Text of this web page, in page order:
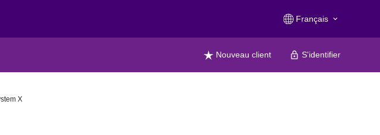
Français keyboard_arrow_down
Nouveau client S'identifier
X